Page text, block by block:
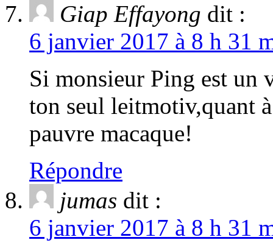
Giap Effayong dit :
6 janvier 2017 à 8 h 31
Si monsieur Ping est un
ton seul leitmotiv,quant
pauvre macaque!
Répondre
jumas dit :
6 janvier 2017 à 8 h 31